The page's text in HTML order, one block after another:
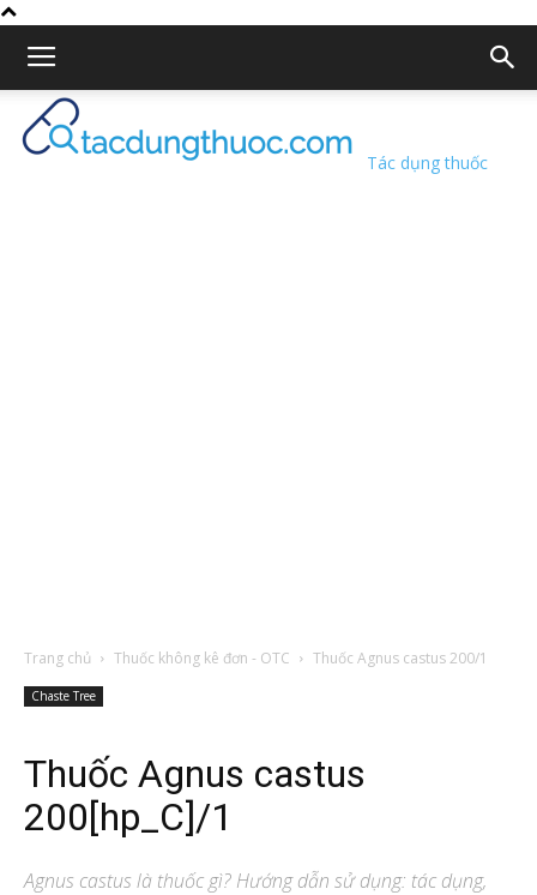
Tác dụng thuốc
Trang chủ Thuốc không kê đơn - OTC Thuốc Agnus castus 200/1
Chaste Tree
Thuốc Agnus castus
200[hp_C]/1
Agnus castus là thuốc gì? Hướng dẫn sử dụng: tác dụng,